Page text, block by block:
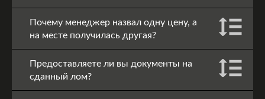
Почему менеджер назвал одну цену, а
на месте получилась другая?
Предоставляете ли вы документы на
сданный лом?